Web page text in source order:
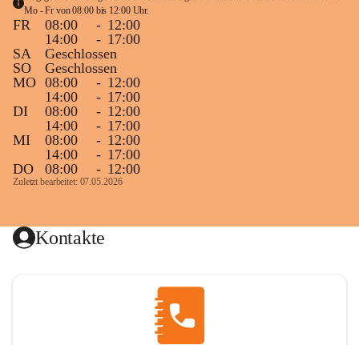
Mo - Fr von 08:00 bis 12:00 Uhr.
FR 08:00 - 12:00
14:00
- 17:00
SA
Geschlossen
SO
Geschlossen
MO 08:00 - 12:00
14:00
- 17:00
DI
08:00 - 12:00
14:00
- 17:00
MI
08:00 - 12:00
14:00
- 17:00
DO
08:00 - 12:00
Zuletzt bearbeitet: 07.05.2026
Kontakte